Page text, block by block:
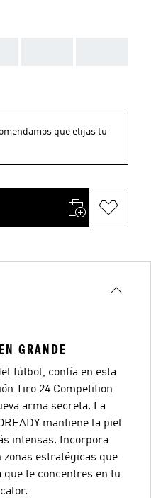
que elijas tu
GRANDE
fútbol, confía en esta
Tiro 24 Competition
arma secreta. La
mantiene la piel
intensas. Incorpora
estratégicas que
te concentres en tu